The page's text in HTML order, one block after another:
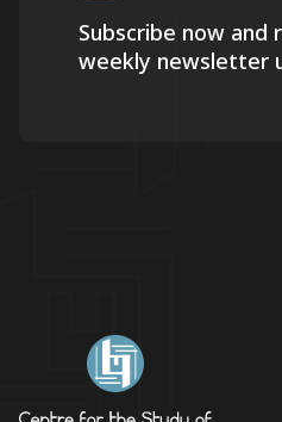
Subscribe now and
weekly newsletter